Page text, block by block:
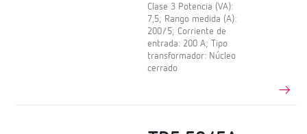
Clase 3 Potencia (VA):
7,5; Rango medida (A):
200/5; Corriente de
entrada: 200 A; Tipo
transformador: Núcleo
cerrado